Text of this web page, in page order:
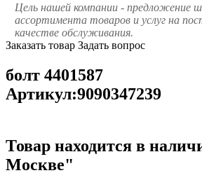
Цель нашей компании - предложение
ассортимента товаров и услуг на
качестве обслуживания.
Заказать товар Задать вопрос
болт 4401587
Артикул:9090347239
Товар находится в
Москве"